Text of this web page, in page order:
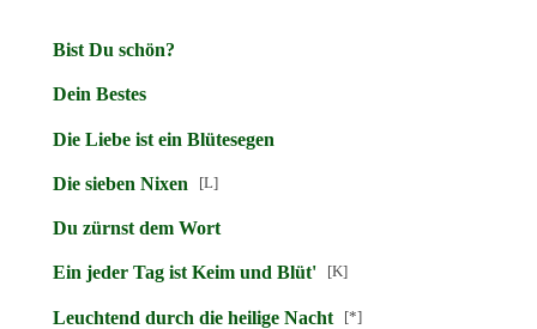
Bist Du schön?
Dein Bestes
Die Liebe ist ein Blütesegen
Die sieben Nixen [L]
Du zürnst dem Wort
Ein jeder Tag ist Keim und Blüt'[K]
Leuchtend durch die heilige Nacht[*]